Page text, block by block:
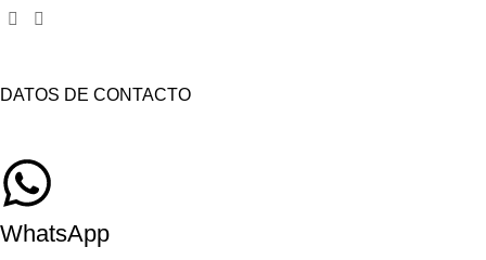
DATOS DE CONTACTO
WhatsApp